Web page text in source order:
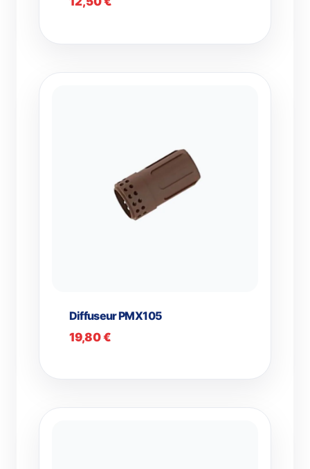
Diffuseur PMX105
19,80€